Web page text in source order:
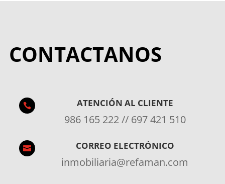
CONTACTANOS
 ATENCIÓN AL CLIENTE
986 165 222 // 697 421 510
 CORREO ELECTRÓNICO
inmobiliaria@refaman.com